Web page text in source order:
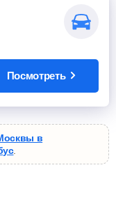
Посмотреть
в
.